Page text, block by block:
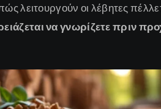
λειτουργούν οι λέβητες
να γνωρίζετε πριν